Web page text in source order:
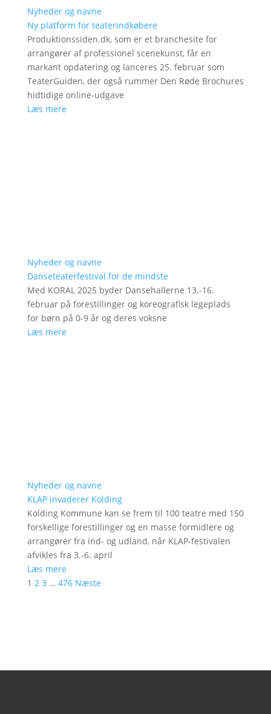
Nyheder og navne
Ny platform for teaterindkøbere
Produktionssiden.dk, som er et branchesite for
arrangører af professionel scenekunst, får en
markant opdatering og lanceres 25. februar som
TeaterGuiden, der også rummer Den Røde Brochures
hidtidige online-udgave
Læs mere
Nyheder og navne
Danseteaterfestival for de mindste
Med KORAL 2025 byder Dansehallerne 13.-16.
februar på forestillinger og koreografisk legeplads
for børn på 0-9 år og deres voksne
Læs mere
Nyheder og navne
KLAP invaderer Kolding
Kolding Kommune kan se frem til 100 teatre med 150
forskellige forestillinger og en masse formidlere og
arrangører fra ind- og udland, når KLAP-festivalen
afvikles fra 3.-6. april
Læs mere
1 2 3 … 476 Næste